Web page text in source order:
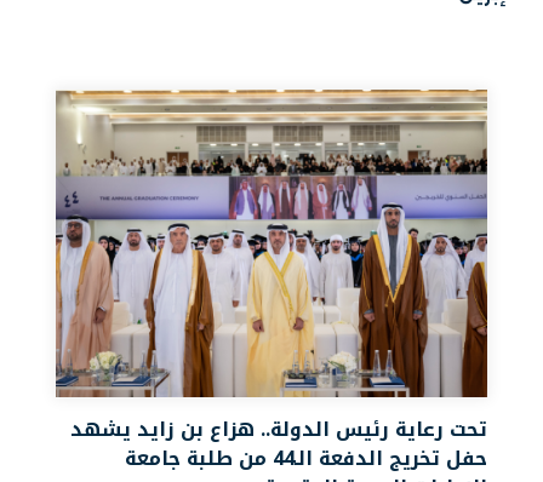
تحت رعاية رئيس الدولة.. هزاع بن زايد يشهد
حفل تخريج الدفعة الـ44 من طلبة جامعة